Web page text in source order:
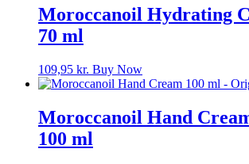
Moroccanoil Hydrating
70 ml
109,95 kr. Buy Now
Moroccanoil Hand
100 ml